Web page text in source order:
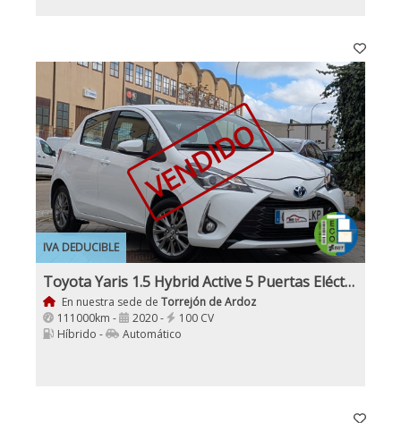
IVA DEDUCIBLE
VENDIDO
Toyota Yaris 1.5 Hybrid Active 5 Puertas Eléctrico,Gasolina
En nuestra sede de Torrejón de Ardoz
111000km -
2020 -
100 CV
Híbrido -
Automático